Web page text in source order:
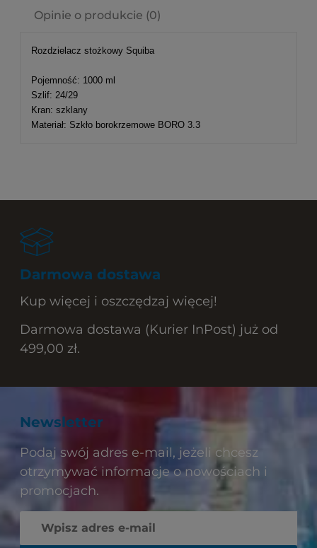
Opinie o produkcie (0)
Rozdzielacz stożkowy Squiba
Pojemność: 1000 ml
Szlif: 24/29
Kran: szklany
Materiał: Szkło borokrzemowe BORO 3.3
Darmowa dostawa
Kup więcej i oszczędzaj więcej!
Darmowa dostawa (Kurier InPost) już od
499,00 zł.
Newsletter
Podaj swój adres e-mail, jeżeli chcesz
otrzymywać informacje o nowościach i
promocjach.